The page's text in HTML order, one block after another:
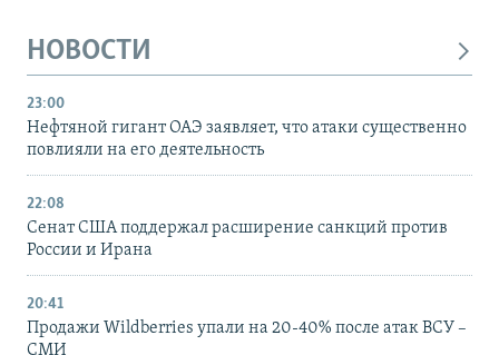
НОВОСТИ
23:00
Нефтяной гигант ОАЭ заявляет, что атаки существенно
повлияли на его деятельность
22:08
Сенат США поддержал расширение санкций против
России и Ирана
20:41
Продажи Wildberries упали на 20-40% после атак ВСУ –
СМИ